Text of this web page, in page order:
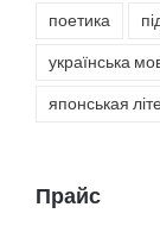
поетика
українська
японськая
Прайс